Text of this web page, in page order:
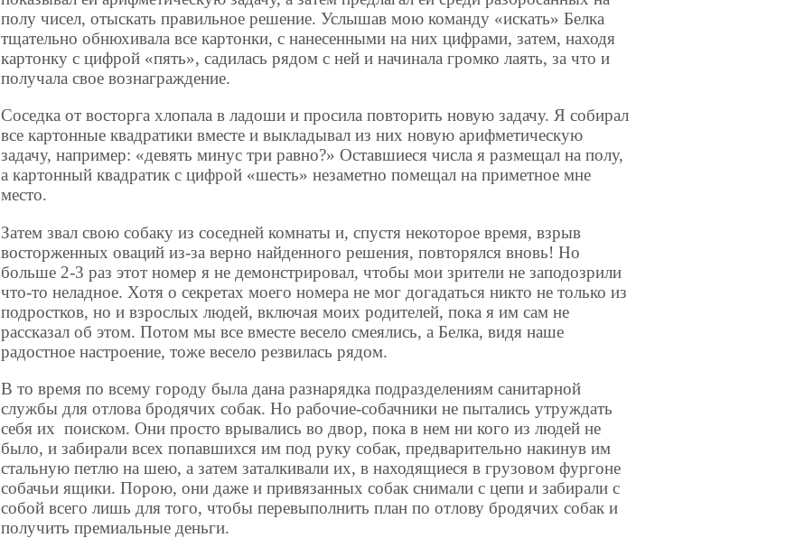
полу чисел, отыскать правильное решение. Услышав мою команду «искать» Белка
тщательно обнюхивала все картонки, с нанесенными на них цифрами, затем, находя
картонку с цифрой «пять», садилась рядом с ней и начинала громко лаять, за что и
получала свое вознаграждение.
Соседка от восторга хлопала в ладоши и просила повторить новую задачу. Я собирал
все картонные квадратики вместе и выкладывал из них новую арифметическую
задачу, например: «девять минус три равно?» Оставшиеся числа я размещал на полу,
а картонный квадратик с цифрой «шесть» незаметно помещал на приметное мне
место.
Затем звал свою собаку из соседней комнаты и, спустя некоторое время, взрыв
восторженных оваций из-за верно найденного решения, повторялся вновь! Но
больше 2-3 раз этот номер я не демонстрировал, чтобы мои зрители не заподозрили
что-то неладное. Хотя о секретах моего номера не мог догадаться никто не только из
подростков, но и взрослых людей, включая моих родителей, пока я им сам не
рассказал об этом. Потом мы все вместе весело смеялись, а Белка, видя наше
радостное настроение, тоже весело резвилась рядом.
В то время по всему городу была дана разнарядка подразделениям санитарной
службы для отлова бродячих собак. Но рабочие-собачники не пытались утруждать
себя их поиском. Они просто врывались во двор, пока в нем ни кого из людей не
было, и забирали всех попавшихся им под руку собак, предварительно накинув им
стальную петлю на шею, а затем заталкивали их, в находящиеся в грузовом фургоне
собачьи ящики. Порою, они даже и привязанных собак снимали с цепи и забирали с
собой всего лишь для того, чтобы перевыполнить план по отлову бродячих собак и
получить премиальные деньги.